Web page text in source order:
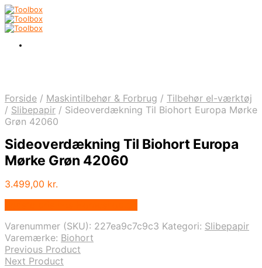
Forside / Maskintilbehør & Forbrug / Tilbehør el-værktøj
/ Slibepapir / Sideoverdækning Til Biohort Europa Mørke
Grøn 42060
Sideoverdækning Til Biohort Europa
Mørke Grøn 42060
3.499,00 kr.
Varenummer (SKU): 227ea9c7c9c3 Kategori: Slibepapir
Varemærke: Biohort
Previous Product
Next Product